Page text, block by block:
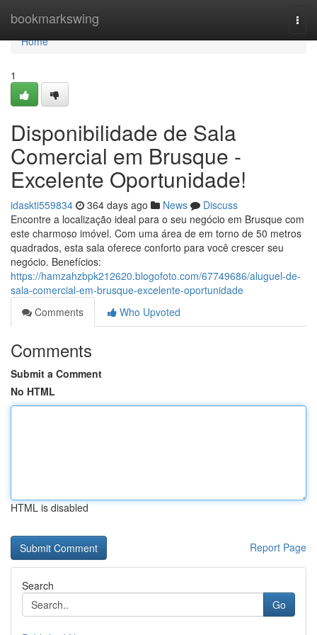
bookmarkswing
Home
Home
1
Disponibilidade de Sala
Comercial em Brusque -
Excelente Oportunidade!
idaskti559834 364 days ago News
Discuss
Encontre a localização ideal para o seu negócio em Brusque com
este charmoso imóvel. Com uma área de em torno de 50 metros
quadrados, esta sala oferece conforto para você crescer seu
negócio. Benefícios:
https://hamzahzbpk212620.blogofoto.com/67749686/aluguel-de-
sala-comercial-em-brusque-excelente-oportunidade
Comments
Who Upvoted
Comments
Submit a Comment
No HTML
HTML is disabled
Report Page
Search
Go